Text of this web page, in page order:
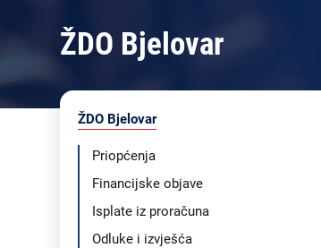
ŽDO Bjelovar
ŽDO Bjelovar
Priopćenja
Financijske objave
Isplate iz proračuna
Odluke i izvješća